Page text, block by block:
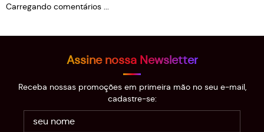
Carregando comentários ...
Assine nossa Newsletter
Receba nossas promoções em primeira mão no seu e-mail,
cadastre-se: